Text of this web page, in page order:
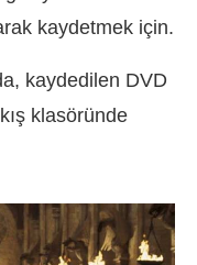
kaydetmek için.
kaydedilen DVD
klasöründe